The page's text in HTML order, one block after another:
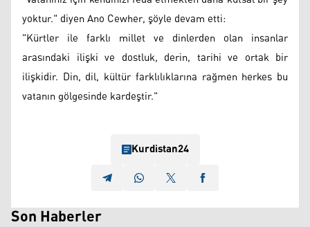
yoktur." diyen Ano Cewher, şöyle devam etti:
"Kürtler ile farklı millet ve dinlerden olan insanlar
arasındaki ilişki ve dostluk, derin, tarihi ve ortak bir
ilişkidir. Din, dil, kültür farklılıklarına rağmen herkes bu
vatanın gölgesinde kardeştir."
Kurdistan24
Son Haberler